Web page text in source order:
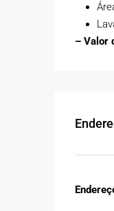
– Valor